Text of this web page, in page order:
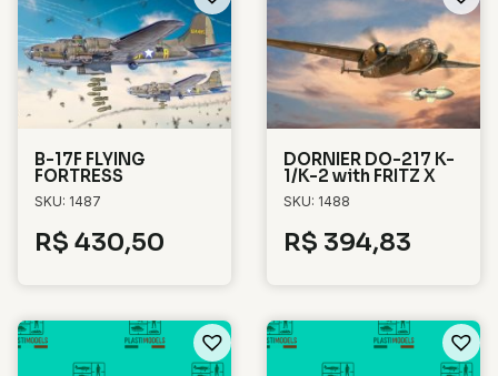
B-17F FLYING
FORTRESS
SKU: 1487
R$ 430,50
DORNIER DO-217 K-
1/K-2 with FRITZ X
SKU: 1488
R$ 394,83